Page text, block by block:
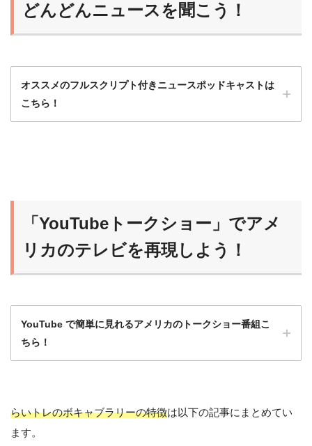
どんどんニュースを聞こう！
オススメのフルスクリプト付きニュースポッドキャストは
こちら！
らいおん
慣れれば、だんだんスクリプトなしで聞ける
ようになるよ！
「YouTubeトークショー」でアメ
リカのテレビを再現しよう！
YouTube で簡単に見れるアメリカのトークショー番組こ
ちら！
洋画や海外ドラマももちろんいいけど、トー
クショーは会話がほとんど途切れず、発話量
らいトレのボキャブラリーの特徴は以下の記事にまとめてい
ます。